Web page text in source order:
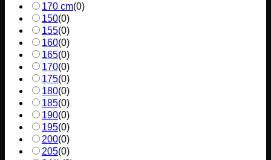
170 cm(0)
150(0)
155(0)
160(0)
165(0)
170(0)
175(0)
180(0)
185(0)
190(0)
195(0)
200(0)
205(0)